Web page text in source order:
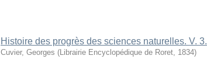
Histoire des progrès des sciences naturelles. V. 3.
Cuvier, Georges (Librairie Encyclopédique de Roret, 1834)